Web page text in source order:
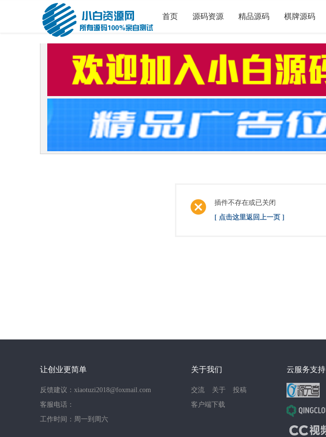
首页 源码资源 精品源码 棋牌源码
插件不存在或已关闭
[ 点击这里返回上一页 ]
让创业更简单
反馈建议：xiaotuzi2018@foxmail.com
客服电话：
工作时间：周一到周六
关于我们
交流 关于
投稿
客户端下载
云服务支持